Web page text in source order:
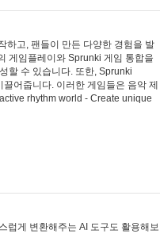
하고, 팬들이 만든 다양한 경험을 발
게임플레이와 Sprunki 게임 통합을
할 수 있습니다. 또한, Sprunki
어줍니다. 이러한 게임들은 음악 제
rhythm world - Create unique
럽게 변환해주는 AI 도구도 활용해보